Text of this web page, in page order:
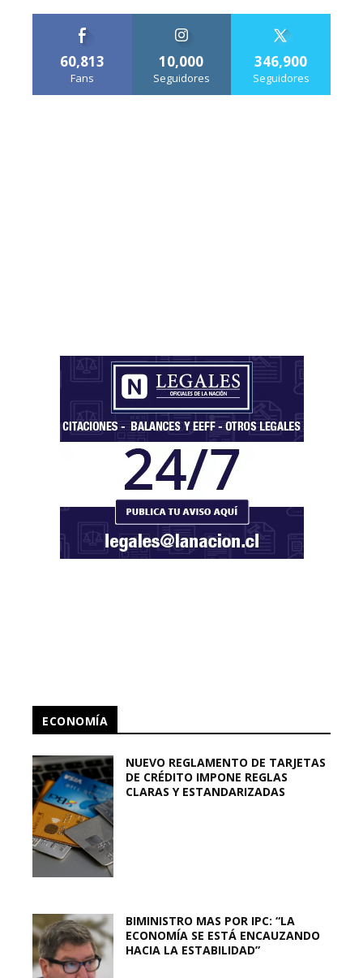
60,813
Fans
10,000
Seguidores
346,900
Seguidores
ECONOMÍA
NUEVO REGLAMENTO DE TARJETAS
DE CRÉDITO IMPONE REGLAS
CLARAS Y ESTANDARIZADAS
BIMINISTRO MAS POR IPC: “LA
ECONOMÍA SE ESTÁ ENCAUZANDO
HACIA LA ESTABILIDAD”